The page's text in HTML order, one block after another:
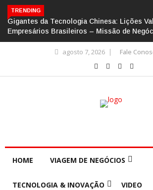
TRENDING
Gigantes da Tecnologia Chinesa: Lições
Empresários Brasileiros – Missão de
agosto 7, 2026 Fale
HOME VIAGEM DE NEGÓCIOS
TECNOLOGIA & INOVAÇÃO VIDEO